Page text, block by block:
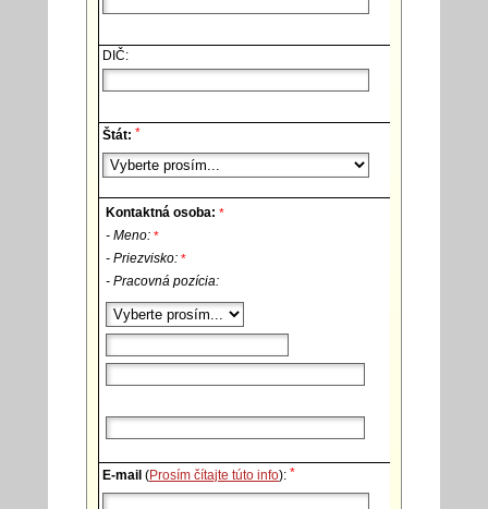
DIČ:
Štát: *
Kontaktná osoba: *
- Meno: *
- Priezvisko: *
- Pracovná pozícia:
E-mail (Prosím čítajte túto info): *